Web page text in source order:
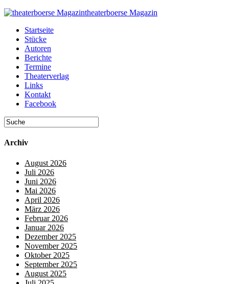
theaterboerse Magazin
Startseite
Stücke
Autoren
Berichte
Termine
Theaterverlag
Links
Kontakt
Facebook
Archiv
August 2026
Juli 2026
Juni 2026
Mai 2026
April 2026
März 2026
Februar 2026
Januar 2026
Dezember 2025
November 2025
Oktober 2025
September 2025
August 2025